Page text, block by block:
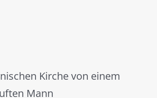
Kirche von einem
Mann